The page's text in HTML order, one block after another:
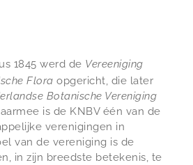
1845 werd de Vereeniging
Flora opgericht, die later
Botanische Vereniging
is de KNBV één van de
verenigingen in
van de vereniging is de
in zijn breedste betekenis, te